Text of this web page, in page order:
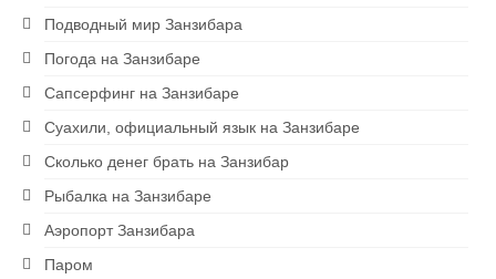
Подводный мир Занзибара
Погода на Занзибаре
Сапсерфинг на Занзибаре
Суахили, официальный язык на Занзибаре
Сколько денег брать на Занзибар
Рыбалка на Занзибаре
Аэропорт Занзибара
Паром